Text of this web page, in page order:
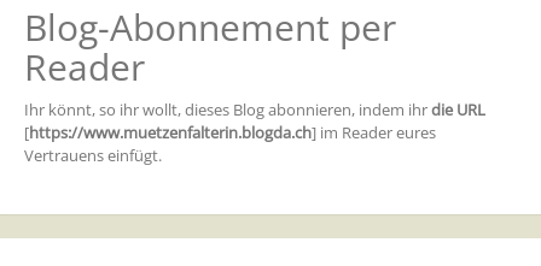
Blog-Abonnement per
Reader
Ihr könnt, so ihr wollt, dieses Blog abonnieren, indem ihrdie URL
[https://www.muetzenfalterin.blogda.ch] im Reader eures
Vertrauens einfügt.